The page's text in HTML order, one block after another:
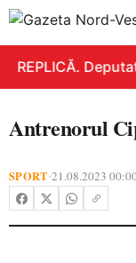
REPLICĂ.
Antrenorul
SPORT•21.08.2023